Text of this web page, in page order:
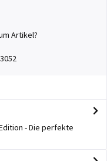
Artikel?
- Die perfekte